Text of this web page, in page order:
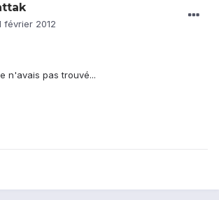
février 2012
n'avais pas trouvé...